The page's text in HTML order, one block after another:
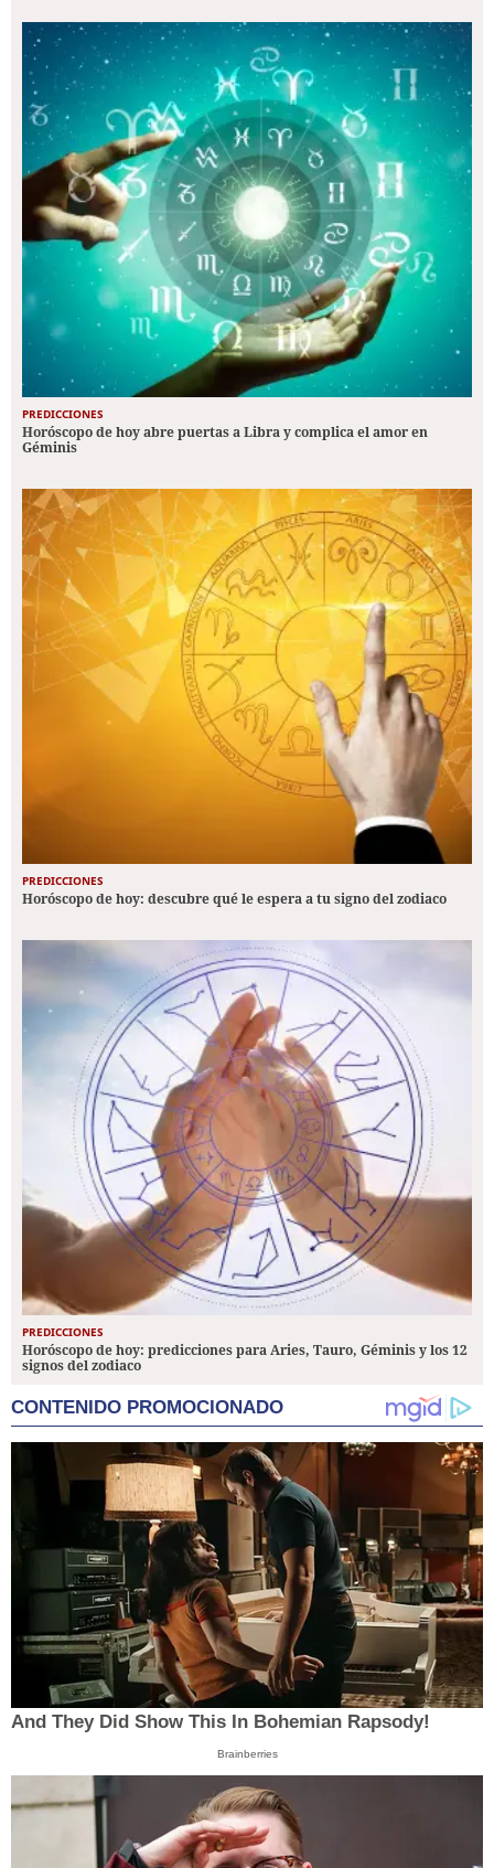
PREDICCIONES
Horóscopo de hoy abre puertas a Libra y complica el amor en
Géminis
PREDICCIONES
Horóscopo de hoy: descubre qué le espera a tu signo del zodiaco
PREDICCIONES
Horóscopo de hoy: predicciones para Aries, Tauro, Géminis y los 12
signos del zodiaco
CONTENIDO PROMOCIONADO
And They Did Show This In Bohemian Rapsody!
Brainberries